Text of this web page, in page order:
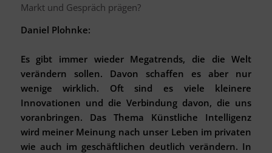
Markt und Gespräch prägen?
Daniel Plohnke:
Es gibt immer wieder Megatrends, die die Welt
verändern sollen. Davon schaffen es aber nur
wenige wirklich. Oft sind es viele kleinere
Innovationen und die Verbindung davon, die uns
voranbringen. Das Thema Künstliche Intelligenz
wird meiner Meinung nach unser Leben im privaten
wie auch im geschäftlichen deutlich verändern. In